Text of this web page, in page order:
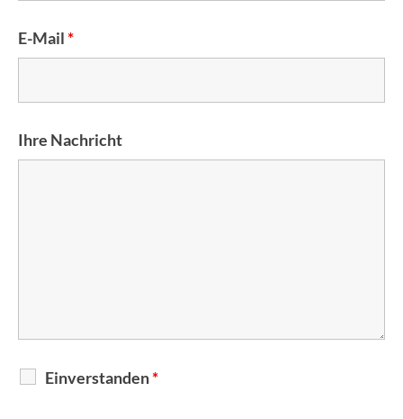
E-Mail*
Ihre Nachricht
Einverstanden*